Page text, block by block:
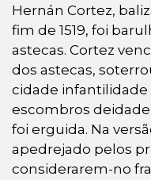
Hernán Cortez,
fim de 1519, foi
astecas. Cortez
dos astecas,
cidade infantilidade
escombros
foi erguida. Na
apedrejado pelos
considerarem-no